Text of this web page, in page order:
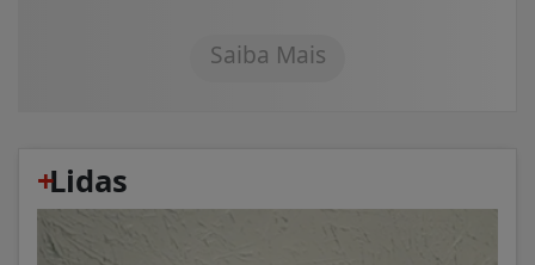
Saiba Mais
+
Lidas